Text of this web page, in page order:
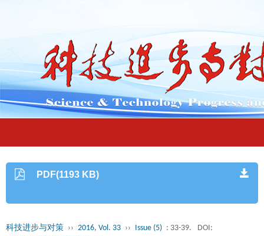
PDF(1193 KB)
科技进步与对策 ›› 2016, Vol. 33 ›› Issue (5) : 33-39.
DOI: